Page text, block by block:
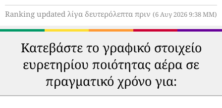
Ranking updated λίγα δευτερόλεπτα πριν (6 Αυγ 2026 9:38 ΜΜ)
Κατεβάστε το γραφικό στοιχείο
ευρετηρίου ποιότητας αέρα σε
πραγματικό χρόνο για: